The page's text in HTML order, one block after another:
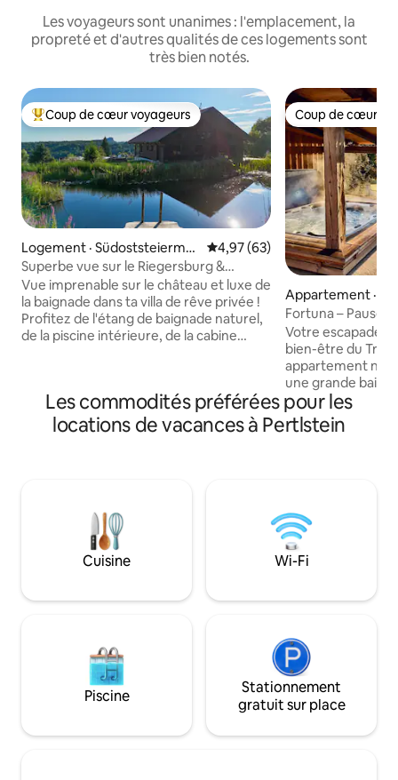
Les voyageurs sont unanimes : l'emplacement, la
propreté et d'autres qualités de ces logements sont
très bien notés.
Coup de cœur voyageurs parmi les plus aimés
Coup de cœur voyageurs
Logement · Südoststeiermar
k
Note moyenne de 4,97 sur 5,
4,97 (63)
Superbe vue sur le Riegersburg &
Badeparadies
Vue imprenable sur le château et luxe de
la baignade dans ta villa de rêve privée !
Profitez de l'étang de baignade naturel,
de la piscine intérieure, de la cabine
cheminée et une vue spectaculaire. 10
couchages, immense jardin, salle de jeux
et bibliothèque avec des classiques de la
proche ! Un paradis absolu pour les
cyclistes et les randonneurs.
Coup de cœur
Coup de cœur
Appartement ·
n bei Graz
Fortuna – Pause
vue sur la nature
Votre escapade à
bien-être du
appartement
une grande baie
français avec vue
ferme avec ses
et son
naturels, une
produits
Graz et la région
gastronomique
de plaisir.
Les commodités préférées pour les
locations de vacances à Pertlstein
Cuisine Wi-Fi
Piscine
Stationnement
gratuit sur place